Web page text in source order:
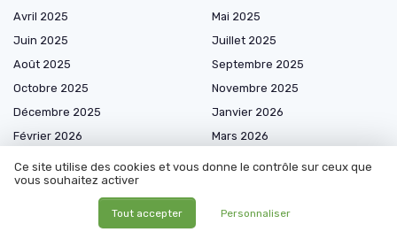
Avril 2025
Mai 2025
Juin 2025
Juillet 2025
Août 2025
Septembre 2025
Octobre 2025
Novembre 2025
Décembre 2025
Janvier 2026
Février 2026
Mars 2026
Juin 2026
Ce site utilise des cookies et vous donne le contrôle sur ceux que
vous souhaitez activer
Tout accepter Personnaliser